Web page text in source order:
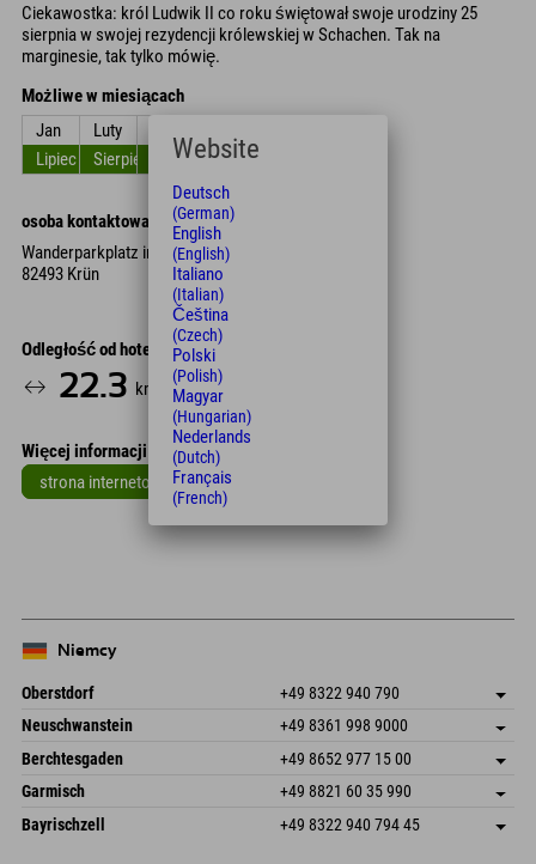
Ciekawostka: król Ludwik II co roku świętował swoje urodziny 25
sierpnia w swojej rezydencji królewskiej w Schachen. Tak na
marginesie, tak tylko mówię.
Możliwe w miesiącach
Jan
Luty
Lipiec
Sierpień WrzesieńPaździernik
osoba kontaktowa
Wanderparkplatz in Elmau
82493 Krün
Odległość od hotelu
22.3 km 31
Więcej informacji
strona internetowa
| Map data © OpenStreetMap contributors
Niemcy
Oberstdorf +49 8322 940 790
An der Breitach 3
Niemcy
Zapisz adres
Książka
Neuschwanstein +49 8361 998 9000
An der Riese 45
87484 Nesselwang im Allgäu
Niemcy
Zapisz adres
Informacje o przyjeździe
Książka
Berchtesgaden +49 8652 977 15 00
Hofreitstr. 7
Niemcy
Zapisz adres
Książka
Garmisch +49 8821 60 35 990
Frickenstraße 22
82490 Farchant
Zapisz adres
Informacje o przyjeździe
Bayrischzell +49 8322 940 794 45
Website
Deutsch
(German)
English
(English)
Italiano
(Italian)
Čeština
(Czech)
Polski
(Polish)
Magyar
(Hungarian)
Nederlands
(Dutch)
Français
(French)